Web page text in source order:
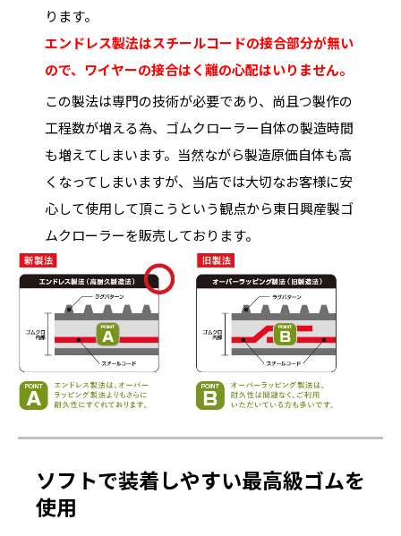
ります。
エンドレス製法はスチールコードの接合部分が無い
ので、ワイヤーの接合はく離の心配はいりません。
この製法は専門の技術が必要であり、尚且つ製作の
工程数が増える為、ゴムクローラー自体の製造時間
も増えてしまいます。当然ながら製造原価自体も高
くなってしまいますが、当店では大切なお客様に安
心して使用して頂こうという観点から東日興産製ゴ
ムクローラーを販売しております。
ソフトで装着しやすい最高級ゴムを
使用